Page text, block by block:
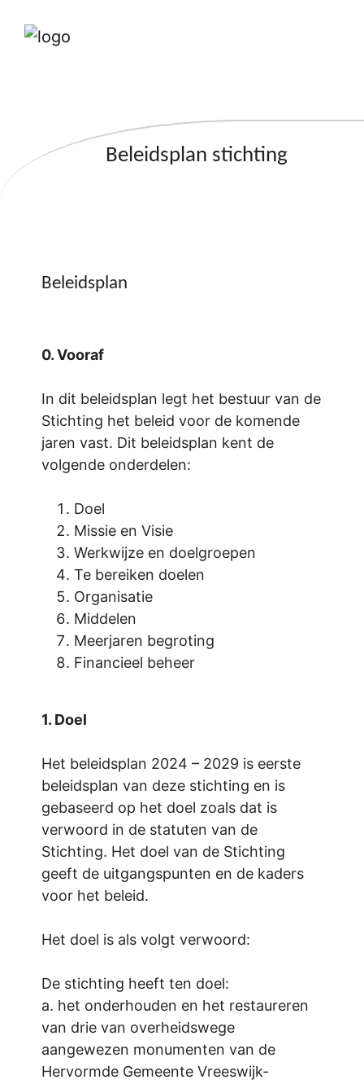
Beleidsplan stichting
Beleidsplan
0. Vooraf
In dit beleidsplan legt het bestuur van de
Stichting het beleid voor de komende
jaren vast. Dit beleidsplan kent de
volgende onderdelen:
Doel
Missie en Visie
Werkwijze en doelgroepen
Te bereiken doelen
Organisatie
Middelen
Meerjaren begroting
Financieel beheer
1. Doel
Het beleidsplan 2024 – 2029 is eerste
beleidsplan van deze stichting en is
gebaseerd op het doel zoals dat is
verwoord in de statuten van de
Stichting. Het doel van de Stichting
geeft de uitgangspunten en de kaders
voor het beleid.
Het doel is als volgt verwoord:
De stichting heeft ten doel:
a. het onderhouden en het restaureren
van drie van overheidswege
aangewezen monumenten van de
Hervormde Gemeente Vreeswijk-